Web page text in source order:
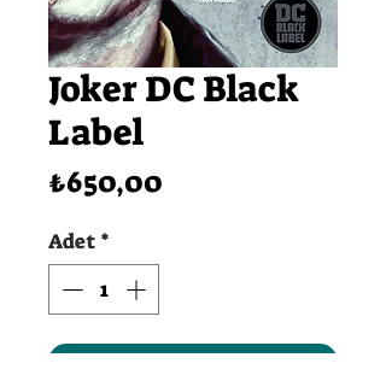
Joker DC Black
Label
₺650,00
Adet *